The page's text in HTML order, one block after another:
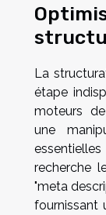
La
étape
moteurs
une
recherche
"meta
fournissant